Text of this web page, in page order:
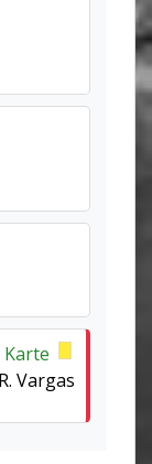
Karte
R. Vargas